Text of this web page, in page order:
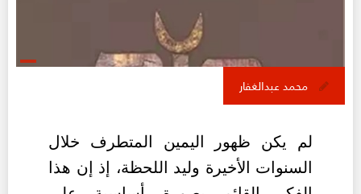
محمد عبدالغفار
لم يكن ظهور اليمين المتطرف خلال
السنوات الأخيرة وليد اللحظة، إذ إن هذا